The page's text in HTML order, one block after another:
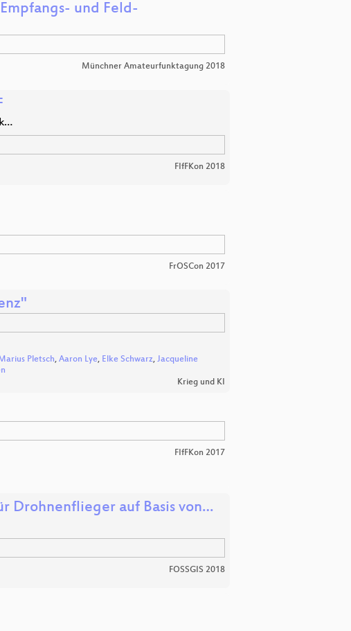
und Feld-
Münchner Amateurfunktagung 2018
FIfFKon 2018
FrOSCon 2017
Pletsch, Aaron Lye, Elke Schwarz, Jacqueline
Krieg und KI
FIfFKon 2017
Drohnenflieger auf Basis von…
FOSSGIS 2018